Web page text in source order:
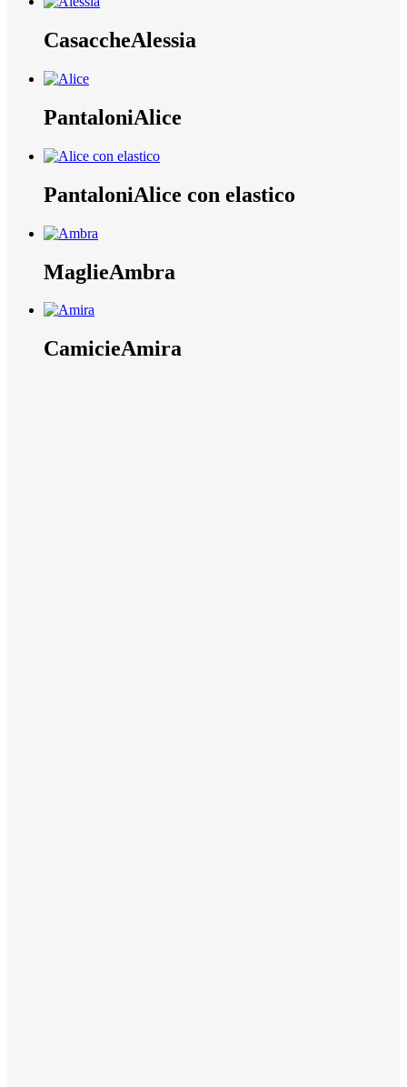
CasaccheAlessia
PantaloniAlice
PantaloniAlice con elastico
MaglieAmbra
CamicieAmira